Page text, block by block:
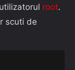
root.
scuti de